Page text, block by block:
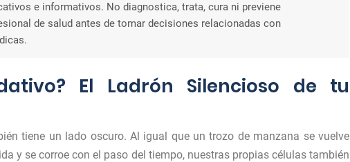
e informativos. No diagnostica, trata, cura ni previene
de salud antes de tomar decisiones relacionadas con
El Ladrón Silencioso de tu
tiene un lado oscuro. Al igual que un trozo de manzana se vuelve
y se corroe con el paso del tiempo, nuestras propias células también